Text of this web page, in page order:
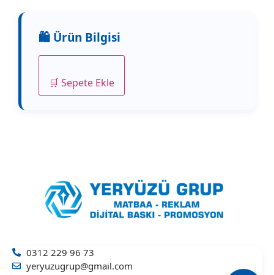
🛒 Sepete Ekle
0312 229 96 73
yeryuzugrup@gmail.com